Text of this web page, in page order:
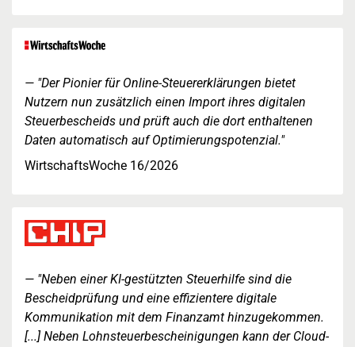
"Der Pionier für Online-Steuererklärungen bietet
Nutzern nun zusätzlich einen Import ihres digitalen
Steuerbescheids und prüft auch die dort enthaltenen
Daten automatisch auf Optimierungspotenzial."
WirtschaftsWoche 16/2026
"Neben einer KI-gestützten Steuerhilfe sind die
Bescheidprüfung und eine effizientere digitale
Kommunikation mit dem Finanzamt hinzugekommen.
[...] Neben Lohnsteuerbescheinigungen kann der Cloud-